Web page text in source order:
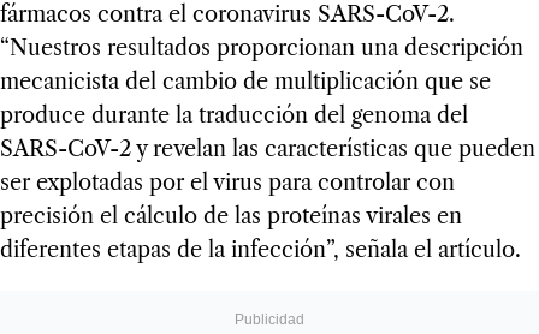
fármacos contra el coronavirus SARS-CoV-2.
“Nuestros resultados proporcionan una descripción
mecanicista del cambio de multiplicación que se
produce durante la traducción del genoma del
SARS-CoV-2 y revelan las características que pueden
ser explotadas por el virus para controlar con
precisión el cálculo de las proteínas virales en
diferentes etapas de la infección”, señala el artículo.